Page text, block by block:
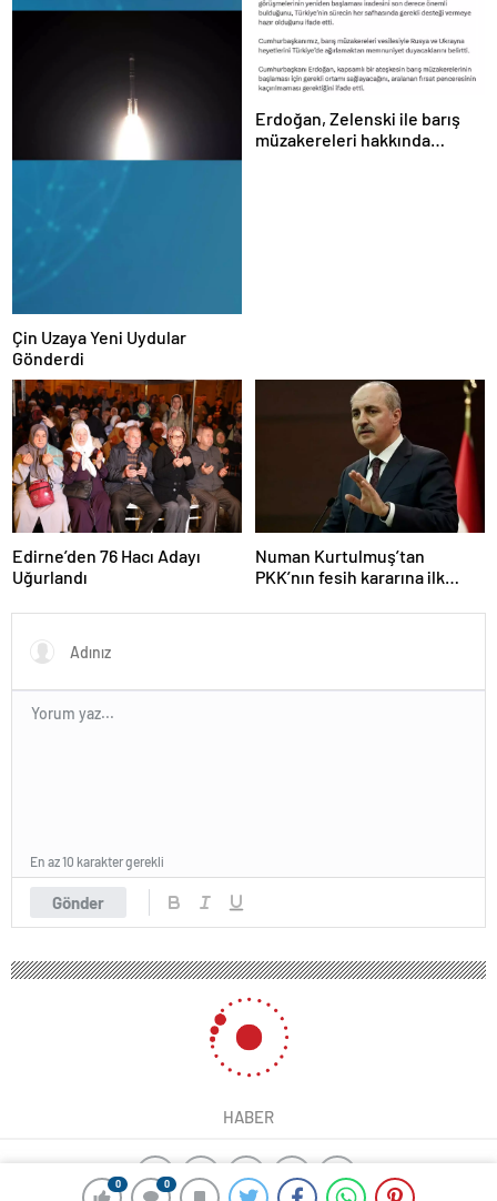
0 0
Çin Uzaya Yeni Uydular
Gönderdi
Erdoğan, Zelenski ile barış
müzakereleri hakkında
Edirne’den 76 Hacı Adayı
Uğurlandı
Numan Kurtulmuş’tan
PKK’nın fesih kararına ilk
sorumlulukla hareket etmeli
Gönder
En az 10 karakter gerekli
HABER